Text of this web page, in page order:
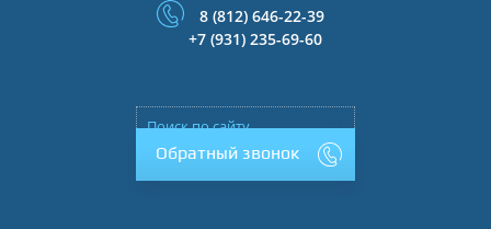
8 (812) 646-22-39
+7 (931) 235-69-60
Обратный звонок